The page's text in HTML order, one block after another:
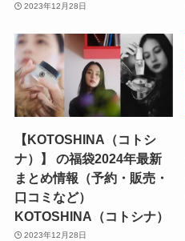
2023年12月28日
【KOTOSHINA（コトシ
ナ）】 の福袋2024年最新
まとめ情報（予約・販売・
口コミなど）
KOTOSHINA（コトシナ）
2023年12月28日